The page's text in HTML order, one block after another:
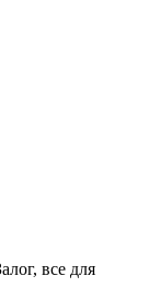
все для